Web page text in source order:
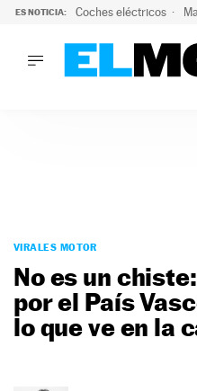
ES NOTICIA: Coches eléctricos
PODCAST
MOTOS
TECNOLOGÍA
SUPERCOCHES
VIRALES MOTOR
No es un
por el País
lo que ve en la